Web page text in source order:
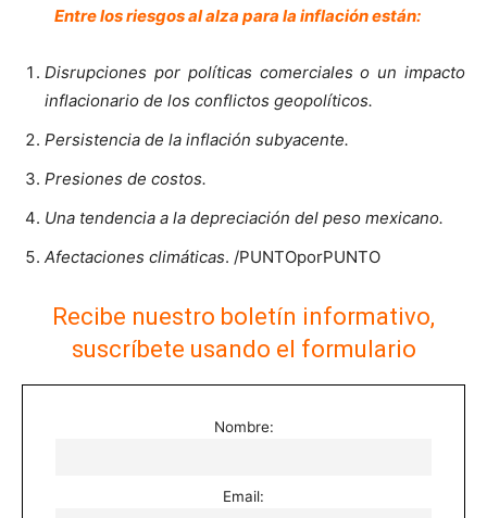
Entre los riesgos al alza para la inflación están:
Disrupciones por políticas comerciales o un impacto
inflacionario de los conflictos geopolíticos.
Persistencia de la inflación subyacente.
Presiones de costos.
Una tendencia a la depreciación del peso mexicano.
Afectaciones climáticas. /PUNTOporPUNTO
Recibe nuestro boletín informativo,
suscríbete usando el formulario
Nombre:
Email: